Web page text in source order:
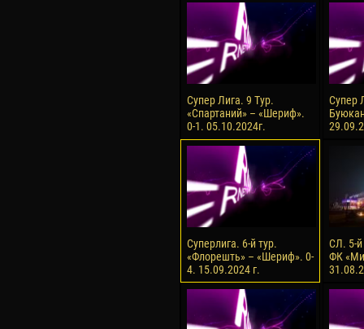
Супер Лига. 9 Тур.
«Спартаний» – «Шериф».
0-1. 05.10.2024г.
Супер
Суперлига. 6-й тур.
«Флорешть» – «Шериф». 0-
4. 15.09.2024 г.
СЛ. 5-
ФК